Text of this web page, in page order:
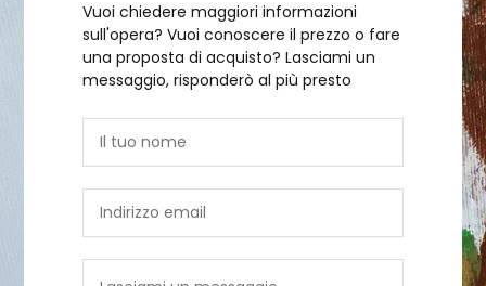
Vuoi chiedere maggiori informazioni
sull'opera? Vuoi conoscere il prezzo o fare
una proposta di acquisto? Lasciami un
messaggio, risponderò al più presto